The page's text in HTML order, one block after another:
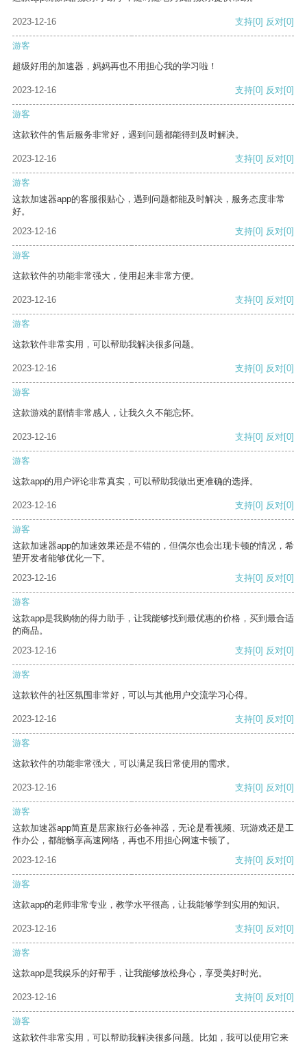
2023-12-16 支持[0] 反对[0]
游客
超级好用的加速器，妈妈再也不用担心我的学习啦！
2023-12-16 支持[0] 反对[0]
游客
这款软件的售后服务非常好，遇到问题都能得到及时解决。
2023-12-16 支持[0] 反对[0]
游客
这款加速器app的客服很贴心，遇到问题都能及时解决，服务态度非常
好。
2023-12-16
支持[0] 反对[0]
游客
这款软件的功能非常强大，使用起来非常方便。
2023-12-16 支持[0] 反对[0]
游客
这款软件非常实用，可以帮助我解决很多问题。
2023-12-16 支持[0] 反对[0]
游客
这款游戏的剧情非常感人，让我久久不能忘怀。
2023-12-16 支持[0] 反对[0]
游客
这款app的用户评论非常真实，可以帮助我做出更准确的选择。
2023-12-16 支持[0] 反对[0]
游客
这款加速器app的加速效果还是不错的，但偶尔也会出现卡顿的情况，希
望开发者能够优化一下。
2023-12-16
支持[0] 反对[0]
游客
这款app是我购物的得力助手，让我能够找到最优惠的价格，买到最合适
的商品。
2023-12-16
支持[0] 反对[0]
游客
这款软件的社区氛围非常好，可以与其他用户交流学习心得。
2023-12-16 支持[0] 反对[0]
游客
这款软件的功能非常强大，可以满足我日常使用的需求。
2023-12-16 支持[0] 反对[0]
游客
这款加速器app简直是居家旅行必备神器，无论是看视频、玩游戏还是工
作办公，都能畅享高速网络，再也不用担心网速卡顿了。
2023-12-16
支持[0] 反对[0]
游客
这款app的老师非常专业，教学水平很高，让我能够学到实用的知识。
2023-12-16 支持[0] 反对[0]
游客
这款app是我娱乐的好帮手，让我能够放松身心，享受美好时光。
2023-12-16 支持[0] 反对[0]
游客
这款软件非常实用，可以帮助我解决很多问题。比如，我可以使用它来